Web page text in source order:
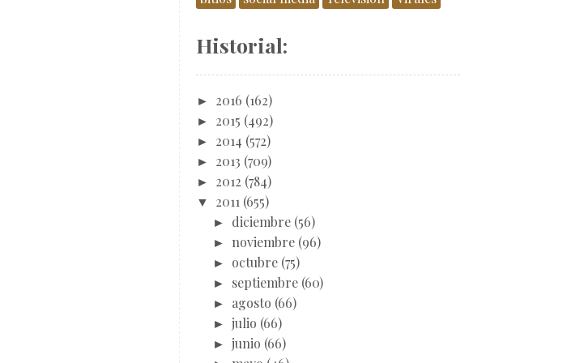
Historial:
► 2016 (162)
► 2015 (492)
► 2014 (572)
► 2013 (709)
► 2012 (784)
▼ 2011 (655)
► diciembre (56)
► noviembre (96)
► octubre (75)
► septiembre (60)
► agosto (66)
► julio (66)
► junio (66)